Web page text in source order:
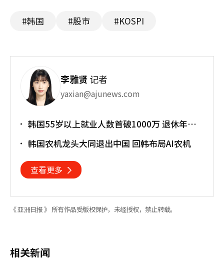
#韩国 #股市 #KOSPI
李雅贤记者
yaxian@ajunews.com
韩国55岁以上就业人数首破1000万 退休年龄
韩国农机龙头大同退出中国 回韩布局AI农机
查看更多
《 亚洲日报 》 所有作品受版权保护，未经授权，禁止转载。
相关新闻